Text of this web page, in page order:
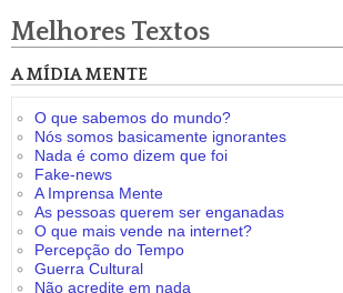
Melhores Textos
A MÍDIA MENTE
O que sabemos do mundo?
Nós somos basicamente ignorantes
Nada é como dizem que foi
Fake-news
A Imprensa Mente
As pessoas querem ser enganadas
O que mais vende na internet?
Percepção do Tempo
Guerra Cultural
Não acredite em nada